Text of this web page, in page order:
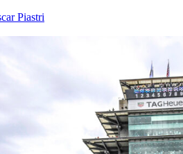
Piastri